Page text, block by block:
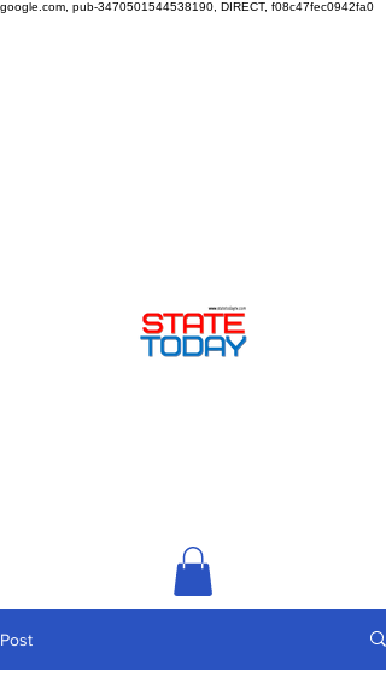
google.com, pub-3470501544538190, DIRECT, f08c47fec0942fa0
Post